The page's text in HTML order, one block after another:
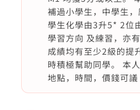
補過小學生，中學生
學生化學由3升5* 2位
學習方向 及練習，亦
成績均有至少2級的提
時積極幫助同學。 本
地點，時間，價錢可議